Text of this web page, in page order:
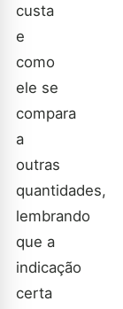
custa
e
como
ele se
compara
a
outras
quantidades,
lembrando
que a
indicação
certa